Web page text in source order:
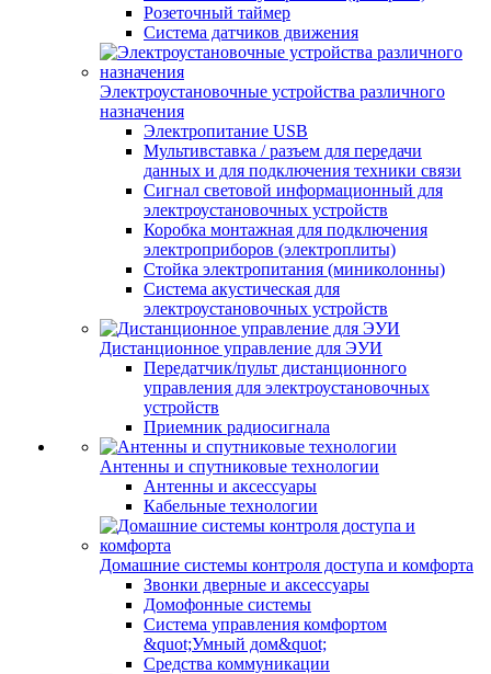
Розеточный таймер
Система датчиков движения
Электроустановочные устройства различного
назначения
Электропитание USB
Мультивставка / разъем для передачи
данных и для подключения техники связи
Сигнал световой информационный для
электроустановочных устройств
Коробка монтажная для подключения
электроприборов (электроплиты)
Стойка электропитания (миниколонны)
Система акустическая для
электроустановочных устройств
Дистанционное управление для ЭУИ
Передатчик/пульт дистанционного
управления для электроустановочных
устройств
Приемник радиосигнала
Антенны и спутниковые технологии
Антенны и аксессуары
Кабельные технологии
Домашние системы контроля доступа и комфорта
Звонки дверные и аксессуары
Домофонные системы
Система управления комфортом
&quot;Умный дом&quot;
Средства коммуникации